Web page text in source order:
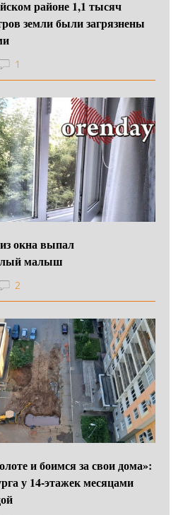
районе 1,1 тысяч
земли были загрязнены
1
окна выпал
малыш
2
и боимся за свои дома»:
у 14-этажек месяцами